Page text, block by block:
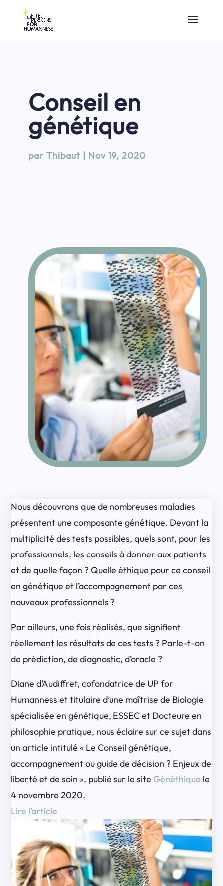
Conseil en
génétique
par Thibaut | Nov 19, 2020
Nous découvrons que de nombreuses maladies
présentent une composante génétique. Devant la
multiplicité des tests possibles, quels sont, pour les
professionnels, les conseils à donner aux patients
et de quelle façon ? Quelle éthique pour ce conseil
en génétique et l’accompagnement par ces
nouveaux professionnels ?
Par ailleurs, une fois réalisés, que signifient
réellement les résultats de ces tests ? Parle-t-on
de prédiction, de diagnostic, d’oracle ?
Diane d’Audiffret, cofondatrice de UP for
Humanness et titulaire d’une maîtrise de Biologie
spécialisée en génétique, ESSEC et Docteure en
philosophie pratique, nous éclaire sur ce sujet dans
un article intitulé « Le Conseil génétique,
accompagnement ou guide de décision ? Enjeux de
liberté et de soin », publié sur le site Gènéthique le
4 novembre 2020.
Lire l’article